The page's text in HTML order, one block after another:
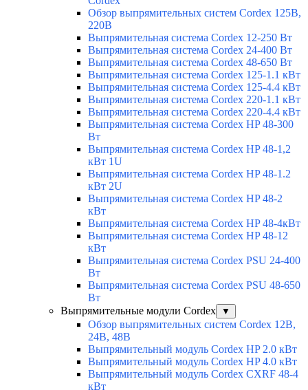
Обзор выпрямительных систем Cordex 125В,
220В
Выпрямительная система Cordex 12-250 Вт
Выпрямительная система Cordex 24-400 Вт
Выпрямительная система Cordex 48-650 Вт
Выпрямительная система Cordex 125-1.1 кВт
Выпрямительная система Cordex 125-4.4 кВт
Выпрямительная система Cordex 220-1.1 кВт
Выпрямительная система Cordex 220-4.4 кВт
Выпрямительная система Cordex HP 48-300
Вт
Выпрямительная система Cordex HP 48-1,2
кВт 1U
Выпрямительная система Cordex HP 48-1.2
кВт 2U
Выпрямительная система Cordex HP 48-2
кВт
Выпрямительная система Cordex HP 48-4кВт
Выпрямительная система Cordex HP 48-12
кВт
Выпрямительная система Cordex PSU 24-400
Вт
Выпрямительная система Cordex PSU 48-650
Вт
Выпрямительные модули Cordex
▼
Обзор выпрямительных систем Cordex 12В,
24В, 48В
Выпрямительный модуль Cordex HP 2.0 кВт
Выпрямительный модуль Cordex HP 4.0 кВт
Выпрямительный модуль Cordex CXRF 48-4
кВт